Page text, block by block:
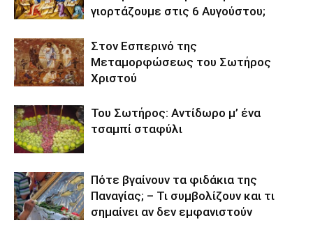
γιορτάζουμε στις 6 Αυγούστου;
Στον Εσπερινό της
Μεταμορφώσεως του Σωτήρος
Χριστού
Του Σωτήρος: Αντίδωρο μ’ ένα
τσαμπί σταφύλι
Πότε βγαίνουν τα φιδάκια της
Παναγίας; – Τι συμβολίζουν και τι
σημαίνει αν δεν εμφανιστούν